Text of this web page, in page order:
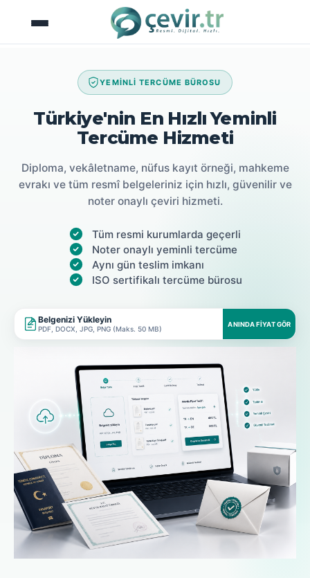
YEMİNLİ TERCÜME BÜROSU
Türkiye'nin En Hızlı Yeminli
Tercüme Hizmeti
Diploma, vekâletname, nüfus kayıt örneği, mahkeme
evrakı ve tüm resmî belgeleriniz için hızlı, güvenilir ve
noter onaylı çeviri hizmeti.
Tüm resmi kurumlarda geçerli
Noter onaylı yeminli tercüme
Aynı gün teslim imkanı
ISO sertifikalı tercüme bürosu
Belgenizi Yükleyin
PDF, DOCX, JPG, PNG (Maks. 50 MB)
ANINDA FIYAT GÖR